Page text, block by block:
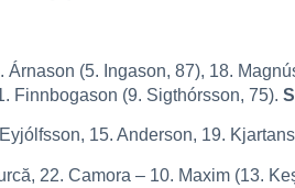
(5. Ingason, 87), 18.
Finnbogason (9. Sigthórsson, 75).
15. Anderson, 19.
22. Camora – 10. Maxim (13.